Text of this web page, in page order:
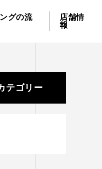
グの流
店舗情
報
テゴリー